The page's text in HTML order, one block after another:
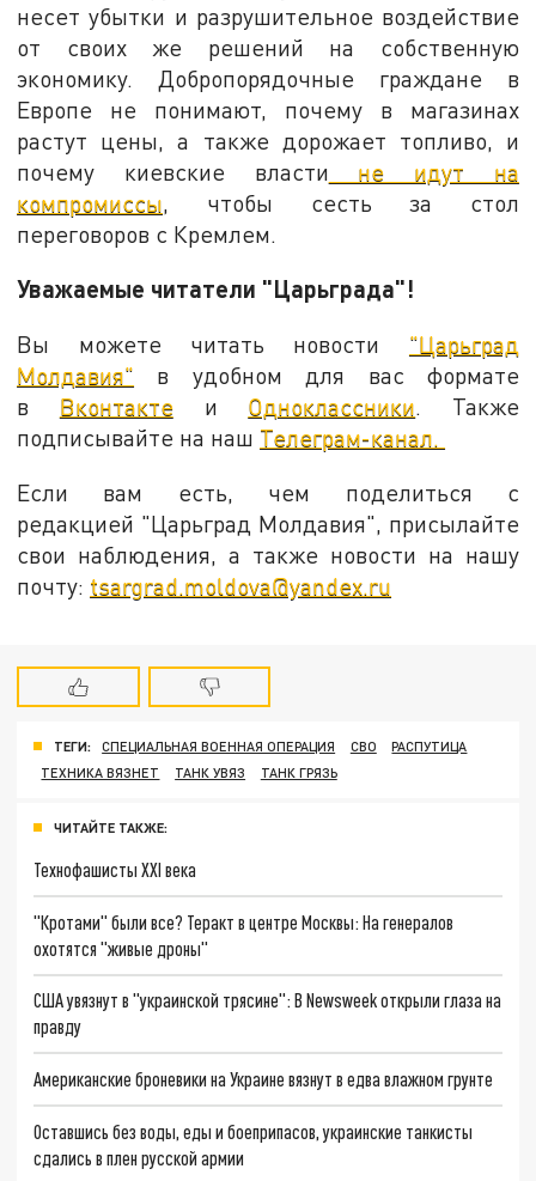
несет убытки и разрушительное воздействие
от своих же решений на собственную
экономику. Добропорядочные граждане в
Европе не понимают, почему в магазинах
растут цены, а также дорожает топливо, и
почему киевские власти не идут на
компромиссы , чтобы сесть за стол
переговоров с Кремлем.
Уважаемые читатели "Царьграда"!
Вы можете читать новости "Царьград
Молдавия" в удобном для вас формате
в Вконтактеи Одноклассники. Также
подписывайте на наш Телеграм-канал.
Если вам есть, чем поделиться с
редакцией "Царьград Молдавия", присылайте
свои наблюдения, а также новости на нашу
почту: tsargrad.moldova@yandex.ru
ТЕГИ: СПЕЦИАЛЬНАЯ ВОЕННАЯ ОПЕРАЦИЯ СВО
РАСПУТИЦА
ТЕХНИКА ВЯЗНЕТ
ТАНК УВЯЗ ТАНК ГРЯЗЬ
ЧИТАЙТЕ ТАКЖЕ:
Технофашисты XXI века
"Кротами" были все? Теракт в центре Москвы: На генералов
охотятся "живые дроны"
США увязнут в "украинской трясине": В Newsweek открыли глаза на
правду
Американские броневики на Украине вязнут в едва влажном грунте
Оставшись без воды, еды и боеприпасов, украинские танкисты
сдались в плен русской армии